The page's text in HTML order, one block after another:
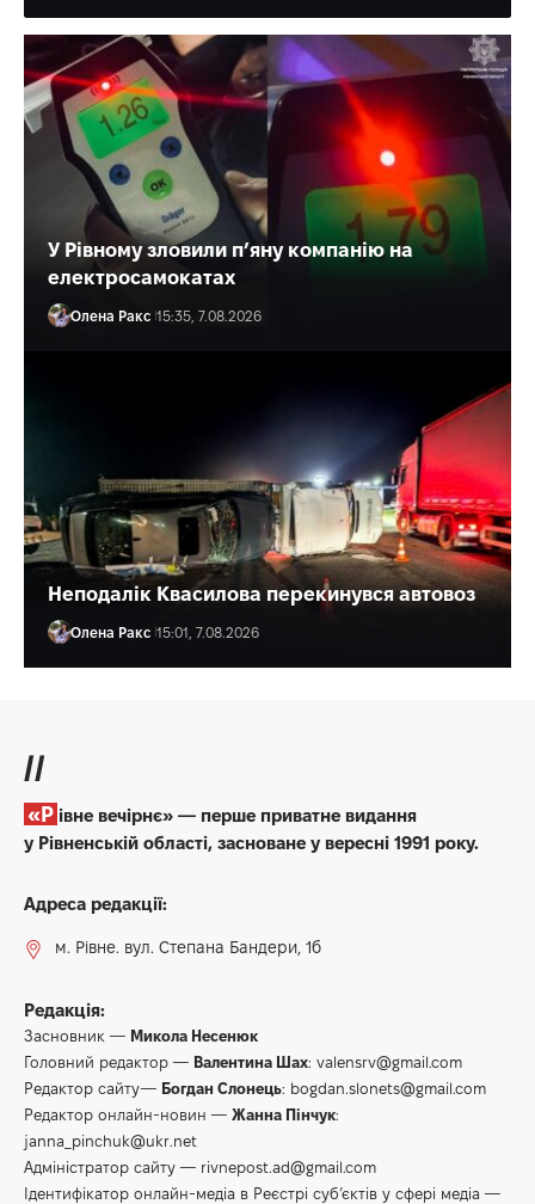
У Рівному зловили п’яну компанію на
електросамокатах
Олена Ракс 15:35, 7.08.2026
Неподалік Квасилова перекинувся автовоз
Олена Ракс 15:01, 7.08.2026
//
«Рівне вечірнє» — перше приватне видання
у Рівненській області, засноване у вересні 1991 року.
Адреса редакції:
м. Рівне. вул. Степана Бандери, 1б
Редакція:
Засновник — Микола Несенюк
Головний редактор — Валентина Шах: valensrv@gmail.com
Редактор сайту— Богдан Слонець: bogdan.slonets@gmail.com
Редактор онлайн-новин — Жанна Пінчук:
janna_pinchuk@ukr.net
Адміністратор сайту — rivnepost.ad@gmail.com
Ідентифікатор онлайн-медіа в Реєстрі суб’єктів у сфері медіа —